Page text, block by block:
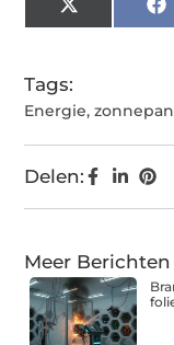
X
(Twitter)
Tags:
Energie,
Delen:
Meer Berichten